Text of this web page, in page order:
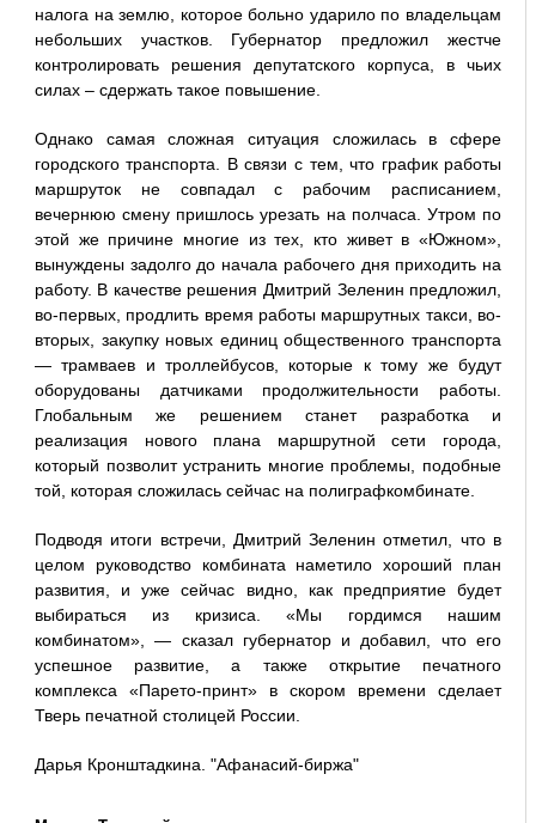
налога на землю, которое больно ударило по владельцам
небольших участков. Губернатор предложил жестче
контролировать решения депутатского корпуса, в чьих
силах – сдержать такое повышение.
Однако самая сложная ситуация сложилась в сфере
городского транспорта. В связи с тем, что график работы
маршруток не совпадал с рабочим расписанием,
вечернюю смену пришлось урезать на полчаса. Утром по
этой же причине многие из тех, кто живет в «Южном»,
вынуждены задолго до начала рабочего дня приходить на
работу. В качестве решения Дмитрий Зеленин предложил,
во-первых, продлить время работы маршрутных такси, во-
вторых, закупку новых единиц общественного транспорта
— трамваев и троллейбусов, которые к тому же будут
оборудованы датчиками продолжительности работы.
Глобальным же решением станет разработка и
реализация нового плана маршрутной сети города,
который позволит устранить многие проблемы, подобные
той, которая сложилась сейчас на полиграфкомбинате.
Подводя итоги встречи, Дмитрий Зеленин отметил, что в
целом руководство комбината наметило хороший план
развития, и уже сейчас видно, как предприятие будет
выбираться из кризиса. «Мы гордимся нашим
комбинатом», — сказал губернатор и добавил, что его
успешное развитие, а также открытие печатного
комплекса «Парето-принт» в скором времени сделает
Тверь печатной столицей России.
Дарья Кронштадкина. "Афанасий-биржа"